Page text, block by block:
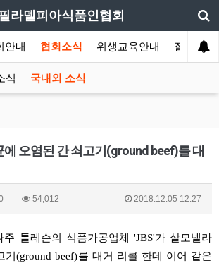
라델피아식품인협회
안내 협회소식 위생교육안내 질의답변
식 국내외 소식
에 오염된 간 쇠고기(ground beef)를 대
54,012 2018.12.05 12:27
주 톨레슨의 식품가공업체 'JBS'가 살모넬라
기(ground beef)를 대거 리콜 한데 이어 같은